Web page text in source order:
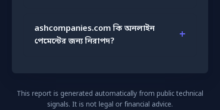
ashcompanies.com কি অনলাইন
পেমেন্টের জন্য নিরাপদ?
This report is generated automatically from public technical
signals. It is not legal or financial advice.